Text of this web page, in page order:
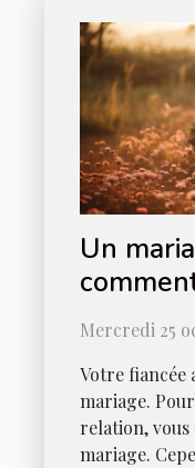
Un
Mercredi 25
Votre fiancée
mariage.
relation,
mariage.